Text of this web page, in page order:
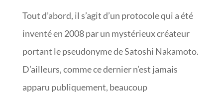
Tout d’abord, il s’agit d’un protocole qui a été
inventé en 2008 par un mystérieux créateur
portant le pseudonyme de Satoshi Nakamoto.
D’ailleurs, comme ce dernier n’est jamais
apparu publiquement, beaucoup